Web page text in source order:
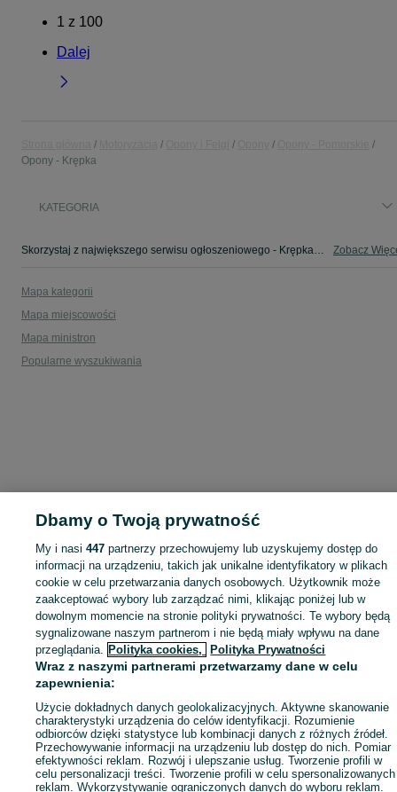
1 z 100
Dalej
Opony - Krępka
KATEGORIA
Skorzystaj z największego serwisu ogłoszeniowego - Krępka i okolice! - kupuj lub sprzedawaj jeszcze wygodniej w kategorii Opony! Zobacz
Mapa kategorii
Mapa miejscowości
Mapa ministron
Popularne wyszukiwania
Dbamy o Twoją prywatność
My i nasi447 partnerzy przechowujemy lub uzyskujemy dostęp do
informacji na urządzeniu, takich jak unikalne identyfikatory w plikach
cookie w celu przetwarzania danych osobowych. Użytkownik może
zaakceptować wybory lub zarządzać nimi, klikając poniżej lub w
dowolnym momencie na stronie polityki prywatności. Te wybory będą
sygnalizowane naszym partnerom i nie będą miały wpływu na dane
przeglądania. Polityka cookies, Polityka Prywatności
Wraz z naszymi partnerami przetwarzamy dane w celu
zapewnienia:
Użycie dokładnych danych geolokalizacyjnych. Aktywne skanowanie
charakterystyki urządzenia do celów identyfikacji. Rozumienie
odbiorców dzięki statystyce lub kombinacji danych z różnych źródeł.
Przechowywanie informacji na urządzeniu lub dostęp do nich. Pomiar
efektywności reklam. Rozwój i ulepszanie usług. Tworzenie profili w
celu personalizacji treści. Tworzenie profili w celu spersonalizowanych
reklam. Wykorzystywanie ograniczonych danych do wyboru reklam.